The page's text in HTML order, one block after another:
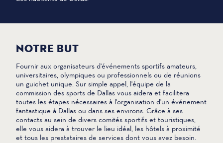
NOTRE BUT
Fournir aux organisateurs d'événements sportifs amateurs,
universitaires, olympiques ou professionnels ou de réunions
un guichet unique. Sur simple appel, l'équipe de la
commission des sports de Dallas vous aidera et facilitera
toutes les étapes nécessaires à l'organisation d'un événement
fantastique à Dallas ou dans ses environs. Grâce à ses
contacts au sein de divers comités sportifs et touristiques,
elle vous aidera à trouver le lieu idéal, les hôtels à proximité
et tous les prestataires de services dont vous avez besoin.